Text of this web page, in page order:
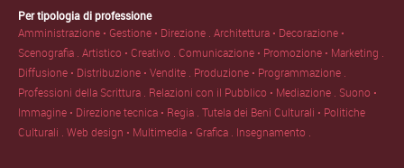
Per tipologia di professione
Amministrazione • Gestione • Direzione .Architettura • Decorazione •
Scenografia .Artistico • Creativo .Comunicazione • Promozione • Marketing .
Diffusione • Distribuzione • Vendite . Produzione • Programmazione .
Professioni della Scrittura . Relazioni con il Pubblico • Mediazione . Suono •
Immagine • Direzione tecnica • Regia .Tutela dei Beni Culturali • Politiche
Culturali .Web design • Multimedia • Grafica . Insegnamento .